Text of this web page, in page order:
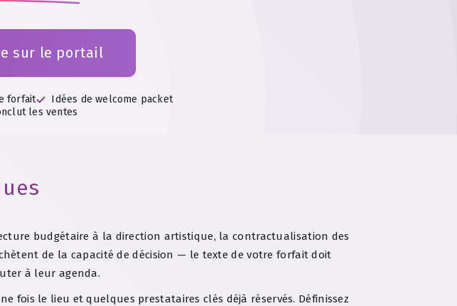
sur le portail
forfait
Idées de welcome packet
les ventes
budgétaire à la direction artistique, la contractualisation des
de la capacité de décision — le texte de votre forfait doit
à leur agenda.
fois le lieu et quelques prestataires clés déjà réservés. Définissez